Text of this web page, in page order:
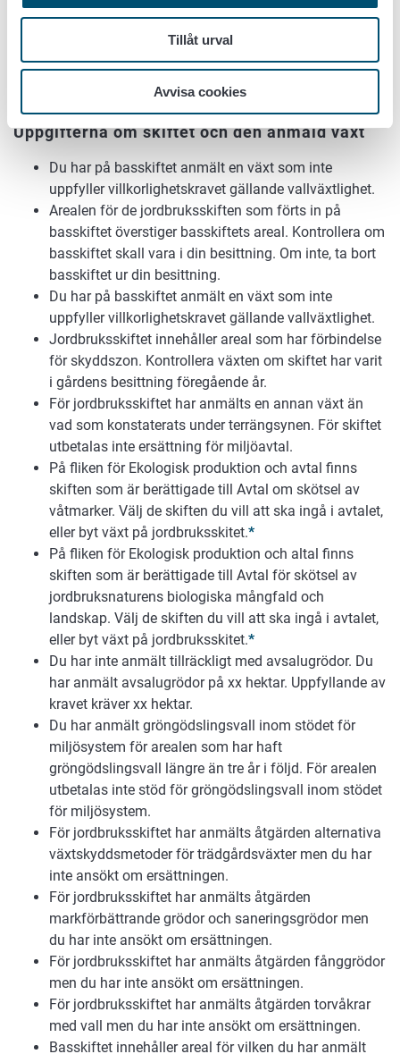
Tillåt urval
Avvisa cookies
miljösystem men inte anmält några växter som
berättigar till stödet.
miljösystem men inte anmält några växter som
berättigar till stödet.
Uppgifterna om skiftet och den anmäld växt
Du har på basskiftet anmält en växt som inte
uppfyller villkorlighetskravet gällande vallväxtlighet.
Arealen för de jordbruksskiften som förts in på
basskiftet överstiger basskiftets areal. Kontrollera om
basskiftet skall vara i din besittning. Om inte, ta bort
basskiftet ur din besittning.
Du har på basskiftet anmält en växt som inte
uppfyller villkorlighetskravet gällande vallväxtlighet.
Jordbruksskiftet innehåller areal som har förbindelse
för skyddszon. Kontrollera växten om skiftet har varit
i gårdens besittning föregående år.
För jordbruksskiftet har anmälts en annan växt än
vad som konstaterats under terrängsynen. För skiftet
utbetalas inte ersättning för miljöavtal.
På fliken för Ekologisk produktion och avtal finns
skiften som är berättigade till Avtal om skötsel av
våtmarker. Välj de skiften du vill att ska ingå i avtalet,
eller byt växt på jordbruksskitet.*
På fliken för Ekologisk produktion och altal finns
skiften som är berättigade till Avtal för skötsel av
jordbruksnaturens biologiska mångfald och
landskap. Välj de skiften du vill att ska ingå i avtalet,
eller byt växt på jordbruksskitet.*
Du har inte anmält tillräckligt med avsalugrödor. Du
har anmält avsalugrödor på xx hektar. Uppfyllande av
kravet kräver xx hektar.
Du har anmält gröngödslingsvall inom stödet för
miljösystem för arealen som har haft
gröngödslingsvall längre än tre år i följd. För arealen
utbetalas inte stöd för gröngödslingsvall inom stödet
för miljösystem.
För jordbruksskiftet har anmälts åtgärden alternativa
växtskyddsmetoder för trädgårdsväxter men du har
inte ansökt om ersättningen.
För jordbruksskiftet har anmälts åtgärden
markförbättrande grödor och saneringsgrödor men
du har inte ansökt om ersättningen.
För jordbruksskiftet har anmälts åtgärden fånggrödor
men du har inte ansökt om ersättningen.
För jordbruksskiftet har anmälts åtgärden torvåkrar
med vall men du har inte ansökt om ersättningen.
Basskiftet innehåller areal för vilken du har anmält